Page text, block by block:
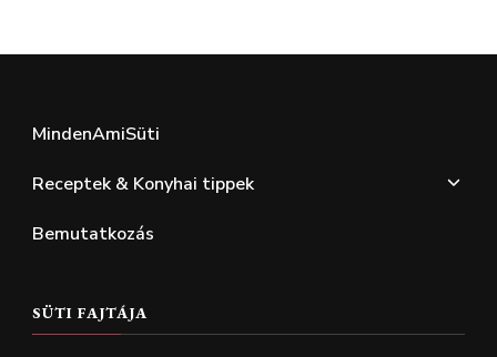
MindenAmiSüti
Receptek & Konyhai tippek
Bemutatkozás
SÜTI FAJTÁJA